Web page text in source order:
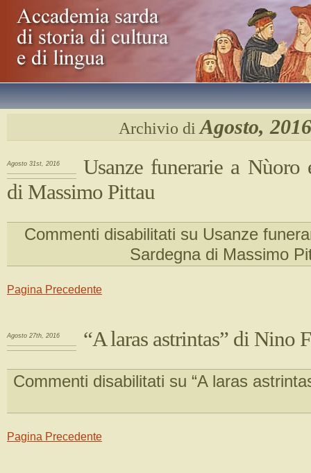
Archivio diAgosto, 2016
Agosto 31st, 2016
Usanze funerarie a Nùoro
di Massimo Pittau
Commenti disabilitati su Usanze
Sardegna di Massimo
Pagina Precedente
Agosto 27th, 2016 “A laras astrintas” di Nino
Commenti disabilitati su “A laras
Pagina Precedente